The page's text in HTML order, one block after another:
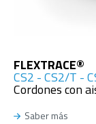
FLEXTRACE®
CS2 - CS2/T -
Cordones con
Saber más